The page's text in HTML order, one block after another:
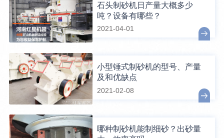
石头制砂机日产量大概多少
吨？设备有哪些？
2021-04-01
小型锤式制砂机的型号、产量
及和优缺点
2021-02-08
哪种制砂机能制细砂？出砂量